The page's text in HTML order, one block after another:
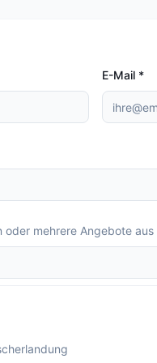
E-Mail *
oder mehrere Angebote aus